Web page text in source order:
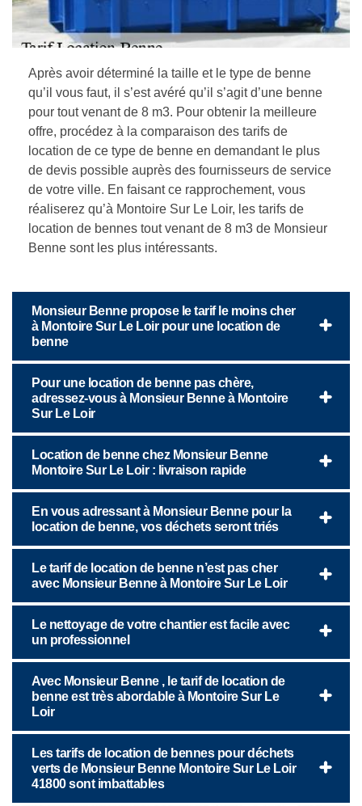
Après avoir déterminé la taille et le type de benne
qu’il vous faut, il s’est avéré qu’il s’agit d’une benne
pour tout venant de 8 m3. Pour obtenir la meilleure
offre, procédez à la comparaison des tarifs de
location de ce type de benne en demandant le plus
de devis possible auprès des fournisseurs de service
de votre ville. En faisant ce rapprochement, vous
réaliserez qu’à Montoire Sur Le Loir, les tarifs de
location de bennes tout venant de 8 m3 de Monsieur
Benne sont les plus intéressants.
Monsieur Benne propose le tarif le moins cher
à Montoire Sur Le Loir pour une location de
benne
Pour une location de benne pas chère,
adressez-vous à Monsieur Benne à Montoire
Sur Le Loir
Location de benne chez Monsieur Benne
Montoire Sur Le Loir : livraison rapide
En vous adressant à Monsieur Benne pour la
location de benne, vos déchets seront triés
Le tarif de location de benne n’est pas cher
avec Monsieur Benne à Montoire Sur Le Loir
Le nettoyage de votre chantier est facile avec
un professionnel
Avec Monsieur Benne , le tarif de location de
benne est très abordable à Montoire Sur Le
Loir
Les tarifs de location de bennes pour déchets
verts de Monsieur Benne Montoire Sur Le Loir
41800 sont imbattables